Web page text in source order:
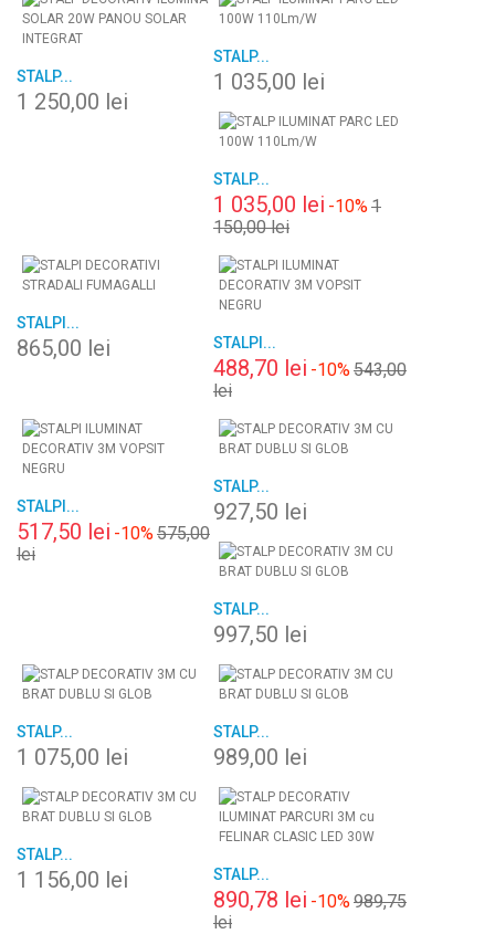
STALP...
1 250,00 lei
STALP...
1 035,00 lei
STALP...
1 035,00 lei -10%1
150,00 lei
STALPI...
865,00 lei STALPI...
488,70 lei -10%543,00
lei
STALPI...
517,50 lei -10%575,00
lei
STALP...
927,50 lei
STALP...
997,50 lei
STALP...
1 075,00 lei
STALP...
989,00 lei
STALP...
1 156,00 lei STALP...
890,78 lei -10%989,75
lei